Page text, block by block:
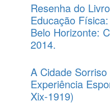
Resenha do
Educação
Belo Horizonte:
2014.
A Cidade
Experiência
Xix-1919)